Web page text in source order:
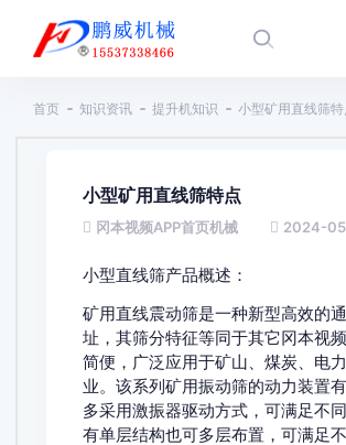
首页 知识资讯 提升机知识 小型矿用直线筛特
小型矿用直线筛特点
冈本视频APP首页机械 2024-
小型直线筛产品概述：
矿用直线震动筛是一种新型高效的通
址，其筛分特征等同于其它冈本视频
简便，广泛应用于矿山、煤炭
业。该系列矿用振动筛的动力装
多采用激振器驱动方式，可满足不同
有单层结构也可多层布置，可满